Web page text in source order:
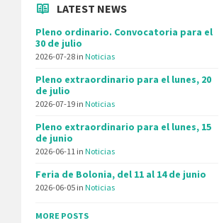
LATEST NEWS
Pleno ordinario. Convocatoria para el
30 de julio
2026-07-28 in Noticias
Pleno extraordinario para el lunes, 20
de julio
2026-07-19 in Noticias
Pleno extraordinario para el lunes, 15
de junio
2026-06-11 in Noticias
Feria de Bolonia, del 11 al 14 de junio
2026-06-05 in Noticias
MORE POSTS